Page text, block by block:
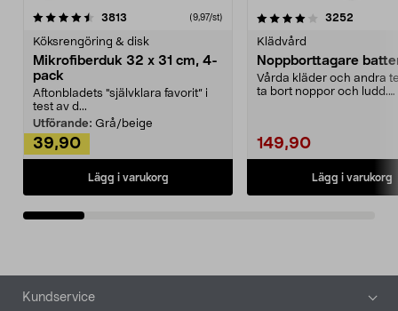
3813 (9,97/st)
Köksrengöring & disk
Mikrofiberduk 32 x 31 cm, 4-
pack
Aftonbladets "självklara favorit” i
test av d...
Utförande: Grå/beige
39,90
Lägg i varukorg
4.0av 5 stjärnor 3252
Klädvård
Noppborttagare
Vårda kläder och andra
ta bort noppor och ludd.
149,90
Lägg i varukorg
4.5av 5 stjärnor
Sidfot
Kundservice